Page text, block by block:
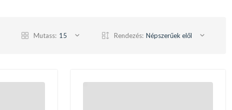
Mutass: 15 Rendezés: Népszerűek elől